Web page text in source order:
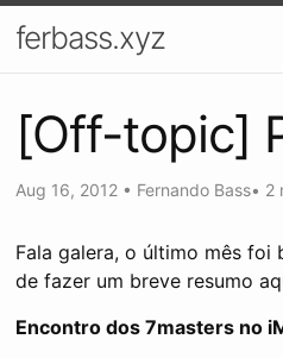
ferbass.xyz
[Off-topic]
Aug 16, 2012 • Fernando Bass• 2
Fala galera, o último mês foi
de fazer um breve resumo
Encontro dos 7masters no